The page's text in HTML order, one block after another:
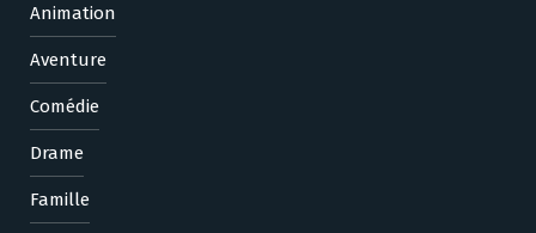
Animation
Aventure
Comédie
Drame
Famille